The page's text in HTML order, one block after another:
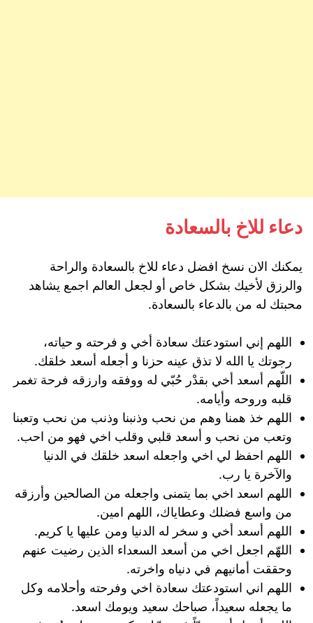
دعاء للاخ بالسعادة
يمكنك الان نسخ افضل دعاء للاخ بالسعادة والراحة
والرزق لأخيك بشكل خاص أو لجعل العالم اجمع يشاهد
محبتك له من بالدعاء بالسعادة.
اللهم إني استودعتك سعادة أخي و فرحته و حياته،
رجوتك يا الله لا تذق عينه حزنا و أجعله أسعد خلقك.
اللّهم أسعد أخي بقدْر حُبّي له ووفقه وارزقه فرحة تغمر
قلبه وروحه وأيامه.
اللهم خذ همنا وهم من نحب وذنبنا وذنب من نحب وتعبنا
وتعب من نحب و أسعد قلبي وقلب اخي فهو من احب.
اللهم احفظ لي اخي واجعله اسعد خلقك في الدنيا
والآخرة يا رب.
اللهم اسعد اخي بما يتمنى واجعله من الصالحين وأرزقه
من واسع فضلك وعطاياك، اللهم امين.
اللهم أسعد أخي و سخر له الدنيا ومن عليها يا كريم.
اللهّم اجعل اخي من أسعد السعداء الذين رضيت عنهم
وحققت أمانيهم في دنياه واخرته.
اللهم اني استودعتك سعادة اخي وفرحته وأحلامه وكل
ما يجعله سعيداً، صباحك سعيد ويومك اسعد.